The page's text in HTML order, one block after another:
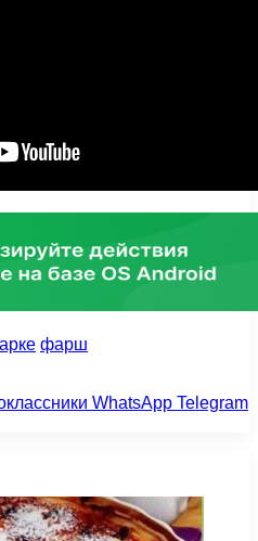
фарш
WhatsApp Telegram